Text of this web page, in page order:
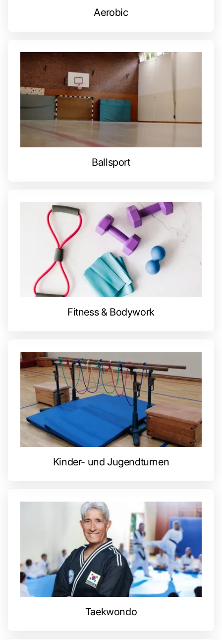
Aerobic
Ballsport
Fitness & Bodywork
Kinder- und Jugendturnen
Taekwondo